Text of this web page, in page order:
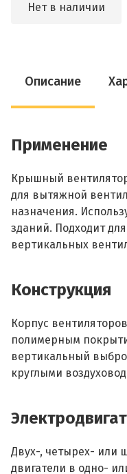
Нет в наличии
Описание
Применение
Крышный
для вытяжной
назначения.
зданий. Подходит
вертикальных
Конструкция
Корпус
полимерным
вертикальный
круглыми
Двух-, четырех- или
двигатели в одно-